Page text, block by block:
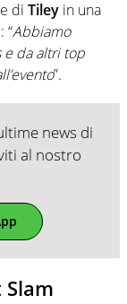
di Tiley in una
: “Abbiamo
e da altri top
”.
news di
al nostro
Slam